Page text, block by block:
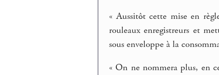
« Aussitôt cette mise en
rouleaux enregistreurs et
sous enveloppe à la
« On ne nommera plus, en